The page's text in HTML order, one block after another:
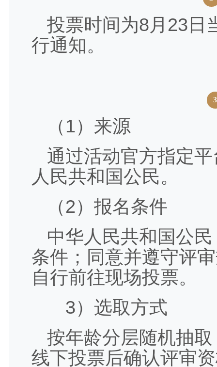
投票时间为8月23日
行通知。
3
（1）来源
通过活动官方指定
人民共和国公民。
（2）报名条件
中华人民共和国公
条件；同意并遵守评
自行前往现场投票。
3）选取方式
按年龄分层随机抽
线下投票后确认评审